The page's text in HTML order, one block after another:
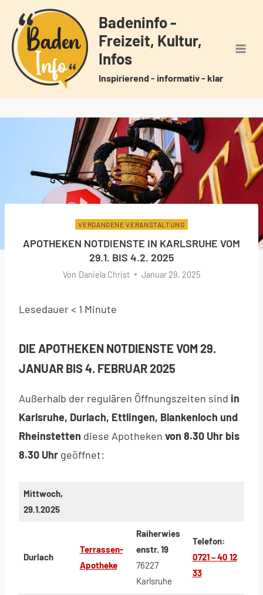
Inhalt
springen
Badeninfo -
Freizeit, Kultur,
Infos
Inspirierend - informativ - klar
VERGANGENE VERANSTALTUNG
APOTHEKEN NOTDIENSTE IN KARLSRUHE VOM
29.1. BIS 4.2. 2025
Von Daniela Christ Januar 29, 2025
Lesedauer< 1 Minute
DIE APOTHEKEN NOTDIENSTE VOM 29.
JANUAR BIS 4. FEBRUAR 2025
Außerhalb der regulären Öffnungszeiten sind in
Karlsruhe, Durlach, Ettlingen, Blankenloch und
Rheinstetten diese Apotheken von 8.30 Uhr bis
8.30 Uhr geöffnet:
Mittwoch,
29.1.2025
Durlach
Terrassen-
Apotheke
Raiherwies
enstr. 19
76227
Karlsruhe
Telefon:
0721 – 40 12
33